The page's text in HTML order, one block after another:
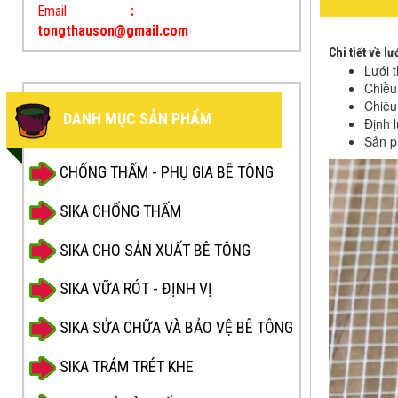
Email :
tongthauson@gmail.com
DANH MỤC SẢN PHẨM
CHỐNG THẤM - PHỤ GIA BÊ TÔNG
SIKA CHỐNG THẤM
SIKA CHO SẢN XUẤT BÊ TÔNG
SIKA VỮA RÓT - ĐỊNH VỊ
SIKA SỬA CHỮA VÀ BẢO VỆ BÊ TÔNG
SIKA TRÁM TRÉT KHE
Chi tiết về
Lưới
Định
Sản